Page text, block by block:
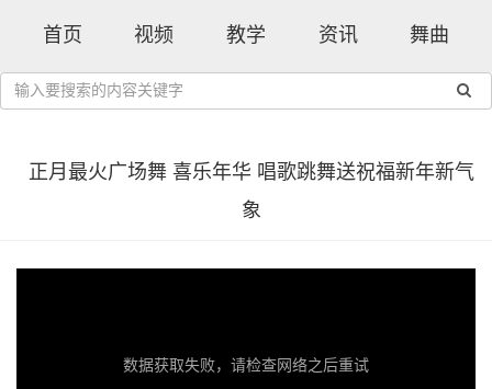
首页 视频 教学 资讯 舞曲
正月最火广场舞 喜乐年华 唱歌跳舞送祝福新年新气
象
数据获取失败，请检查网络之后重试